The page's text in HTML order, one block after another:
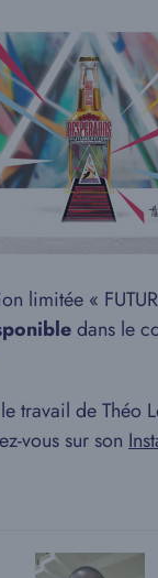
limitée «
dans le
travail de Théo
vous sur son